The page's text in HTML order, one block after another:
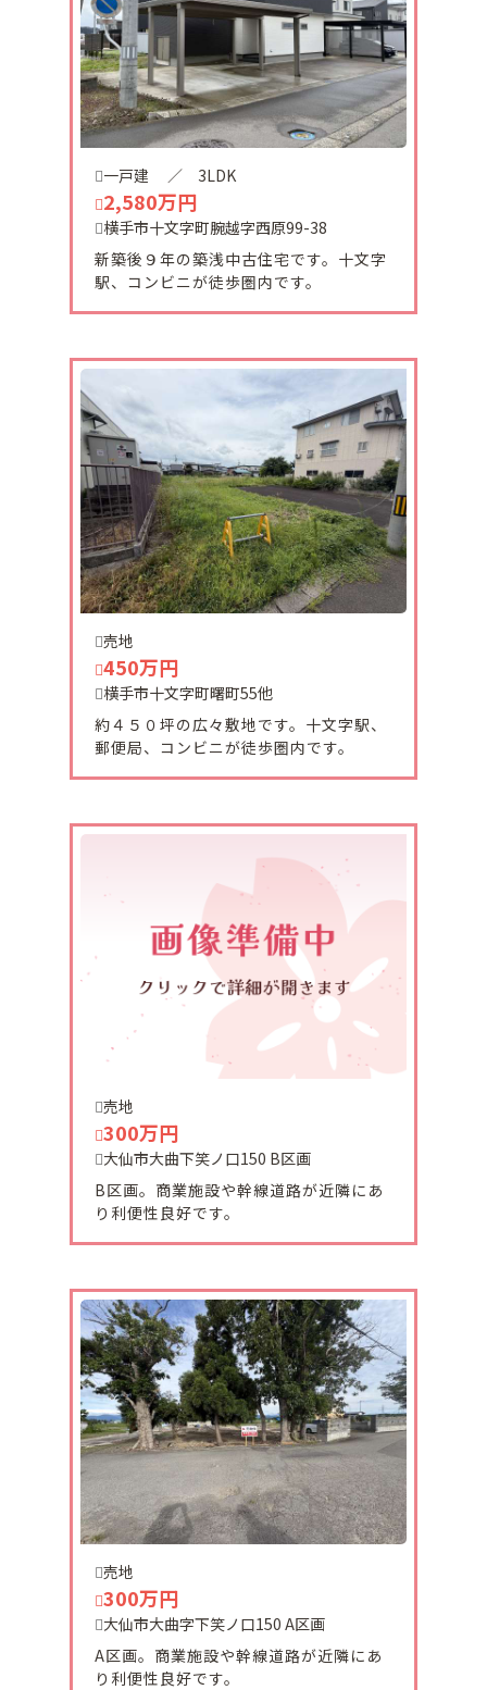
2026-07-11
十文字町西原土地ご契約頂きました。
有難うございました。
2026-07-04
下佐吉開土地ご契約頂きました。
有難うございました。
2026-06-20
村田テナントご契約頂きました。
ありがとうございます。
2026-06-18
西原貸家ご契約頂きました。
有難うございました。
2026-06-16
十文字町西原土地ご契約頂きました。
ありがとうございます。
横手市婦気大堤字下久保に売り土地が販売になりま
した。
商業用地があり利便性良好です。
羽後町杉宮土地ご契約頂きました。
2026-05-01
4月30日増田中町中古収益物件ご成約頂きました。
ありがとうございます。
2026-04-29
増田町上町に売買価格10万円の中古住宅が販売にな
りました。
2026-04-18
十文字町西原の旧国道沿いの売地が販売になりまし
前面道路は消雪パイプつきです。
2026-03-20
十文字町宝龍に売土地が販売になりました。
現況、古家がありますが買主が決まり次第解体し更
地で引き渡しとなります。
2026-03-19
セントラルハイツ２ 205号室ご予約頂きました。
2026-03-17
セントラルハイツ2 206号室仮予約になりました。
有難うございます。
一戸建 ／ 3LDK
2,580万円
横手市十文字町腕越字西原99-38
新築後９年の築浅中古住宅です。十文字
駅、コンビニが徒歩圏内です。
売地
450万円
横手市十文字町曙町55他
約４５０坪の広々敷地です。十文字駅、
郵便局、コンビニが徒歩圏内です。
売地
300万円
大仙市大曲下笑ノ口150 B区画
B区画。商業施設や幹線道路が近隣にあ
り利便性良好です。
売地
300万円
大仙市大曲字下笑ノ口150 A区画
A区画。商業施設や幹線道路が近隣にあ
り利便性良好です。